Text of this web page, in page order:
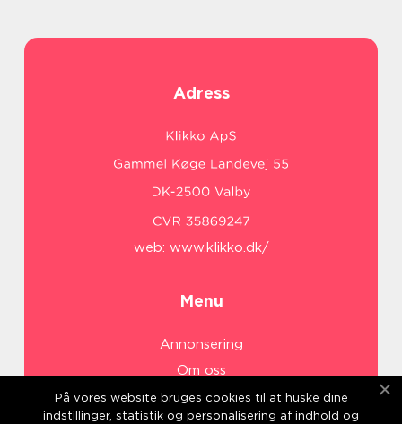
Adress
web: www.klikko.dk/
Menu
Annonsering
Om oss
Cookies
På vores website bruges cookies til at huske dine
indstillinger, statistik og personalisering af indhold og